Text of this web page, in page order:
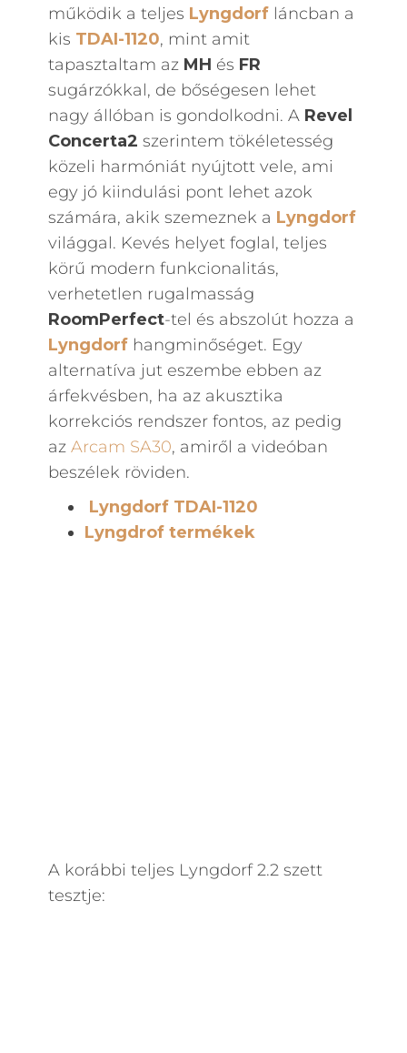
működik a teljes Lyngdorfláncban a
kis TDAI-1120, mint amit
tapasztaltam az MH és FR
sugárzókkal, de bőségesen lehet
nagy állóban is gondolkodni. A Revel
Concerta2 szerintem tökéletesség
közeli harmóniát nyújtott vele, ami
egy jó kiindulási pont lehet azok
számára, akik szemeznek a Lyngdorf
világgal. Kevés helyet foglal, teljes
körű modern funkcionalitás,
verhetetlen rugalmasság
RoomPerfect-tel és abszolút hozza a
Lyngdorfhangminőséget. Egy
alternatíva jut eszembe ebben az
árfekvésben, ha az akusztika
korrekciós rendszer fontos, az pedig
az Arcam SA30, amiről a videóban
beszélek röviden.
Lyngdorf TDAI-1120
Lyngdrof termékek
A korábbi teljes Lyngdorf 2.2 szett
tesztje: